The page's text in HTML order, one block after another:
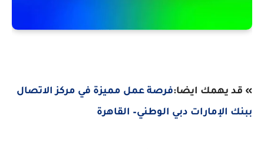
» قد يهمك ايضا:فرصة عمل مميزة في مركز الاتصال
ببنك الإمارات دبي الوطني– القاهرة